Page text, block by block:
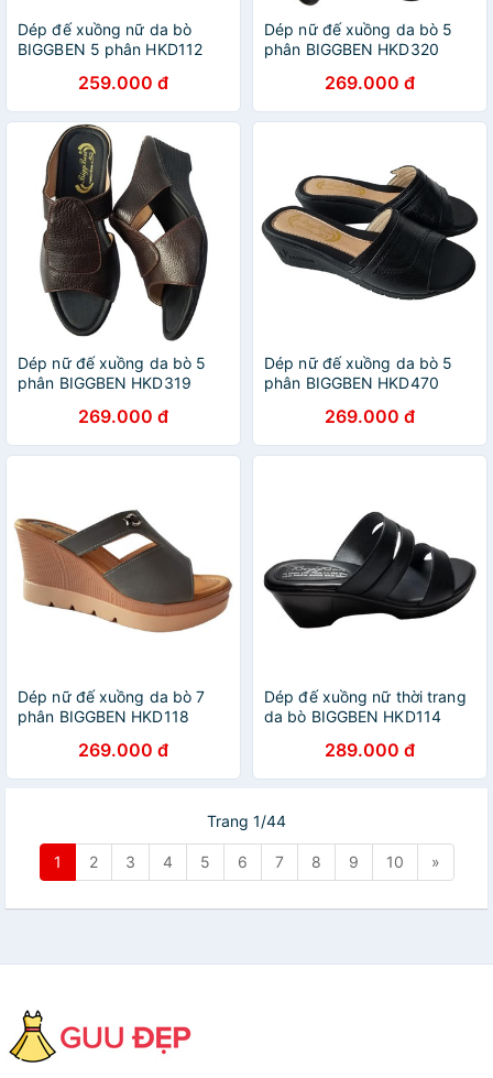
Dép đế xuồng nữ da bò
BIGGBEN 5 phân HKD112
259.000 đ
Dép nữ đế xuồng da bò 5
phân BIGGBEN HKD320
269.000 đ
Dép nữ đế xuồng da bò 5
phân BIGGBEN HKD319
269.000 đ
Dép nữ đế xuồng da bò 5
phân BIGGBEN HKD470
269.000 đ
Dép nữ đế xuồng da bò 7
phân BIGGBEN HKD118
269.000 đ
Dép đế xuồng nữ thời trang
da bò BIGGBEN HKD114
289.000 đ
Trang 1/44
1 2 3 4 5 6 7 8 9 10 »